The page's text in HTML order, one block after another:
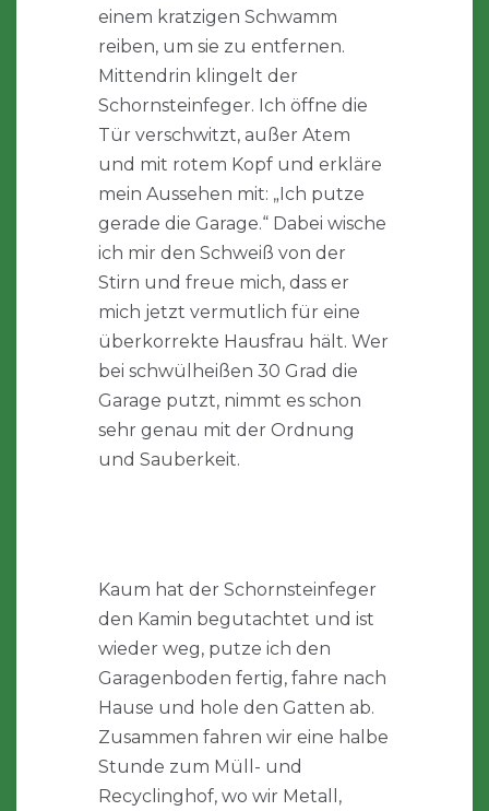
einem kratzigen Schwamm
reiben, um sie zu entfernen.
Mittendrin klingelt der
Schornsteinfeger. Ich öffne die
Tür verschwitzt, außer Atem
und mit rotem Kopf und erkläre
mein Aussehen mit: „Ich putze
gerade die Garage.“ Dabei wische
ich mir den Schweiß von der
Stirn und freue mich, dass er
mich jetzt vermutlich für eine
überkorrekte Hausfrau hält. Wer
bei schwülheißen 30 Grad die
Garage putzt, nimmt es schon
sehr genau mit der Ordnung
und Sauberkeit.
Kaum hat der Schornsteinfeger
den Kamin begutachtet und ist
wieder weg, putze ich den
Garagenboden fertig, fahre nach
Hause und hole den Gatten ab.
Zusammen fahren wir eine halbe
Stunde zum Müll- und
Recyclinghof, wo wir Metall,